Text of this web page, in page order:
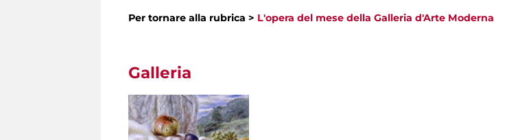
Per tornare alla rubrica > L'opera del mese della Galleria d'Arte Moderna
Galleria